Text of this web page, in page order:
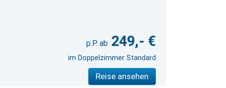
249,- €
im Doppelzimmer Standard
Reise ansehen